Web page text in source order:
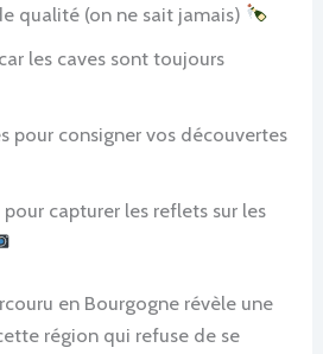
qualité (on ne sait jamais)
les caves sont toujours
pour consigner vos découvertes
capturer les reflets sur les
en Bourgogne révèle une
région qui refuse de se